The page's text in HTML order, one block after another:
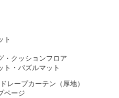
ト
・クッションフロア
ト・パズルマット
ドレープカーテン（厚地）
ページ